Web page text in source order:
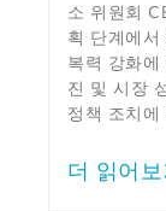
소 위원회
획 단계에서
복력 강화
진 및 시장
정책 조치에
더 읽어보